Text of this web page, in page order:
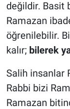
değildir. Basit
Ramazan
öğrenilebilir.
kalır; bilerek
Salih insanlar
Rabbi bizi
Ramazan